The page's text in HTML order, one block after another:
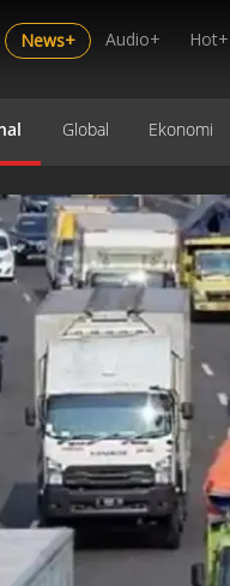
News+ Audio+ Hot+
Global Ekonomi